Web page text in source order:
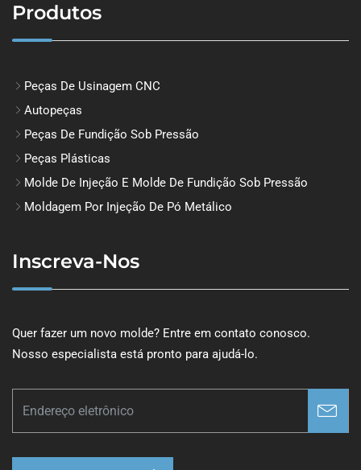
Produtos
Peças De Usinagem CNC
Autopeças
Peças De Fundição Sob Pressão
Peças Plásticas
Molde De Injeção E Molde De Fundição Sob Pressão
Moldagem Por Injeção De Pó Metálico
Inscreva-Nos
Quer fazer um novo molde? Entre em contato conosco.
Nosso especialista está pronto para ajudá-lo.